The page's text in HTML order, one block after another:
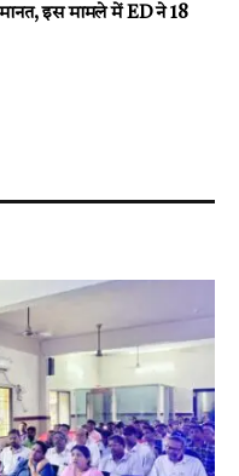
इस मामले में ED ने 18